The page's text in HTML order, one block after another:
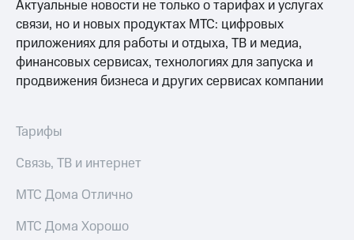
ТВ
Перейти
в МТС
со своим
номером
и подписки
МТС
Premium
Подписка
интернета,
и многое
другое
Семейная
группа
и услуги,
доступ
к геолокации
безопасности
Актуальные новости не только о тарифах и услугах
связи, но и новых продуктах МТС: цифровых
приложениях для работы и отдыха, ТВ и медиа,
финансовых сервисах, технологиях для запуска и
продвижения бизнеса и других сервисах компании
Тарифы
Связь, ТВ и интернет
МТС Дома Отлично
МТС Дома Хорошо